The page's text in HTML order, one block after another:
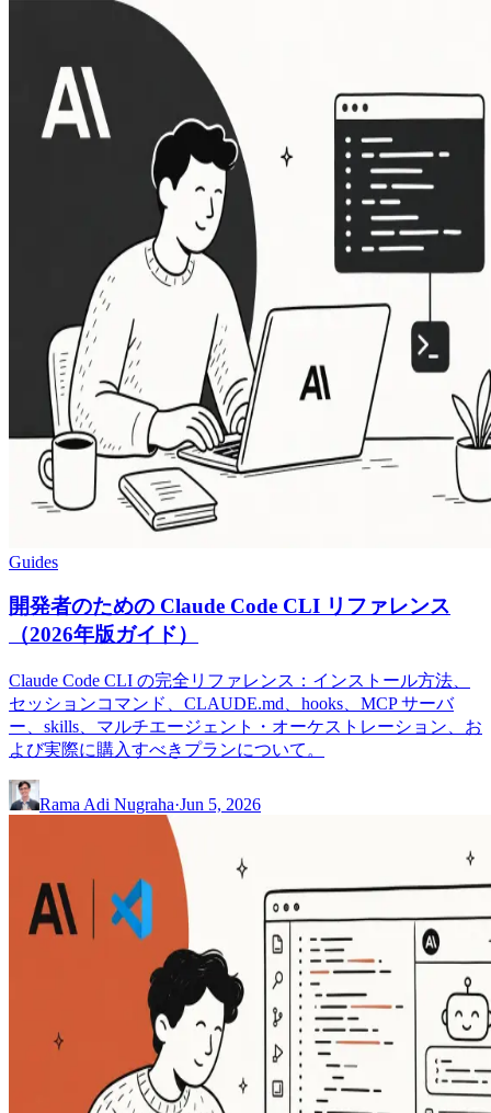
Guides
開発者のための Claude Code CLI リファレンス
（2026年版ガイド）
Claude Code CLI の完全リファレンス：インストール方法、
セッションコマンド、CLAUDE.md、hooks、MCP サーバ
ー、skills、マルチエージェント・オーケストレーション、お
よび実際に購入すべきプランについて。
Rama Adi Nugraha·Jun 5, 2026